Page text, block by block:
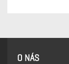
O NÁS